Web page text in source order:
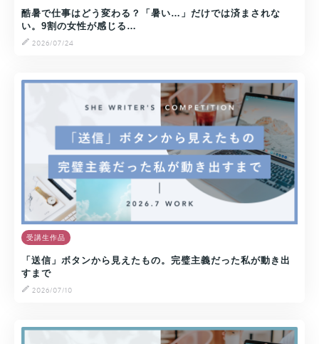
酷暑で仕事はどう変わる？「暑い…」だけでは済まされな
い。9割の女性が感じる…
2026/07/24
受講生作品
「送信」ボタンから見えたもの。完璧主義だった私が動き出
すまで
2026/07/10